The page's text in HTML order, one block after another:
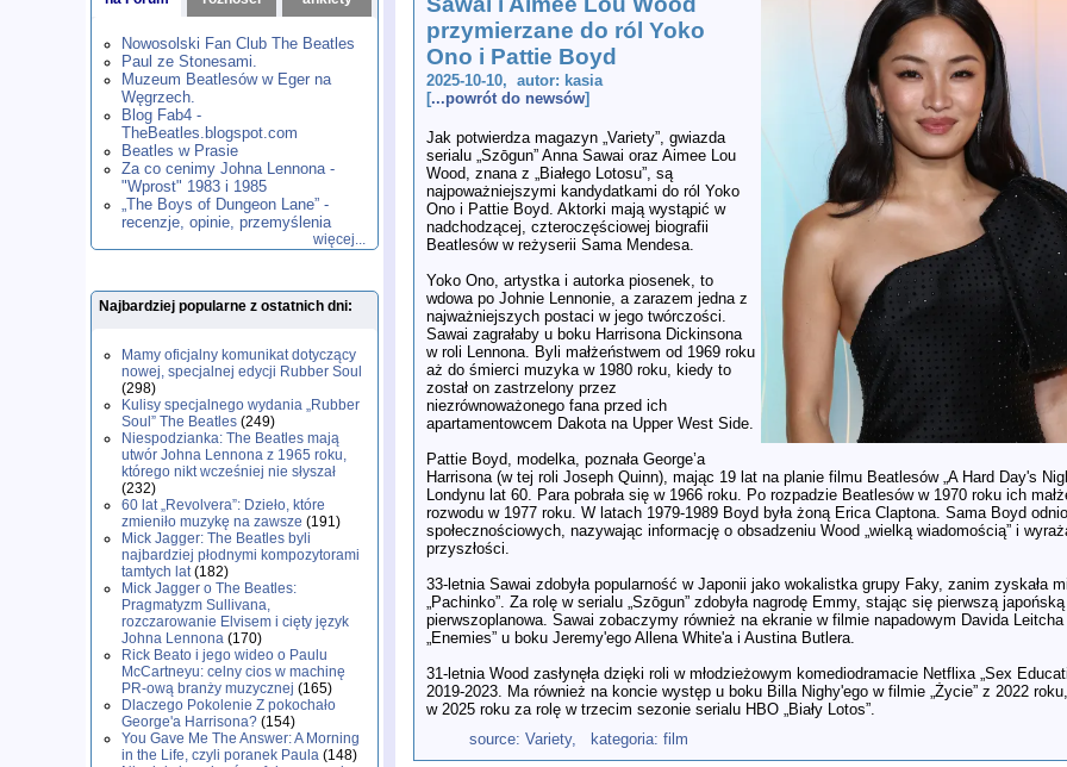
,1982,1983 ,1984,
1985,1986,1987 ,1988,1989,
1990, 1991,1992,1993
1995,1996 ,1997,1998 ,1999,
2000,2001, 2004
2005,2006, 2007
2010,2011,2012,2013,2014
2015,2016, 2017,
2020,2021,2022,2023,2024 ,
2025,2026
Nowosolski Fan Club The Beatles
Paul ze Stonesami.
Muzeum Beatlesów w Eger na
Węgrzech.
Blog Fab4 -
TheBeatles.blogspot.com
Beatles w Prasie
Za co cenimy Johna Lennona -
"Wprost" 1983 i 1985
„The Boys of Dungeon Lane” -
recenzje, opinie, przemyślenia
więcej...
Najbardziej popularne z ostatnich dni:
Mamy oficjalny komunikat dotyczący
nowej, specjalnej edycji Rubber Soul
(298)
Kulisy specjalnego wydania „Rubber
Soul” The Beatles (249)
Niespodzianka: The Beatles mają
utwór Johna Lennona z 1965 roku,
którego nikt wcześniej nie słyszał
(232)
60 lat „Revolvera”: Dzieło, które
zmieniło muzykę na zawsze (191)
Mick Jagger: The Beatles byli
najbardziej płodnymi kompozytorami
tamtych lat(182)
Mick Jagger o The Beatles:
Pragmatyzm Sullivana,
rozczarowanie Elvisem i cięty język
Johna Lennona (170)
Rick Beato i jego wideo o Paulu
McCartneyu: celny cios w machinę
PR-ową branży muzycznej (165)
Dlaczego Pokolenie Z pokochało
George'a Harrisona? (154)
You Gave Me The Answer: A Morning
in the Life, czyli poranek Paula (148)
przymierzane do ról Yoko
Ono i Pattie Boyd
2025-10-10, autor: kasia
[...powrót do newsów]
Jak potwierdza magazyn „Variety”, gwiazda
serialu „Szōgun” Anna Sawai oraz Aimee Lou
Wood, znana z „Białego Lotosu”, są
najpoważniejszymi kandydatkami do ról Yoko
Ono i Pattie Boyd. Aktorki mają wystąpić w
nadchodzącej, czteroczęściowej biografii
Beatlesów w reżyserii Sama Mendesa.
Yoko Ono, artystka i autorka piosenek, to
wdowa po Johnie Lennonie, a zarazem jedna z
najważniejszych postaci w jego twórczości.
Sawai zagrałaby u boku Harrisona Dickinsona
w roli Lennona. Byli małżeństwem od 1969 roku
aż do śmierci muzyka w 1980 roku, kiedy to
został on zastrzelony przez
niezrównoważonego fana przed ich
apartamentowcem Dakota na Upper West Side.
Pattie Boyd, modelka, poznała George’a
Harrisona (w tej roli Joseph Quinn), mając 19 lat na planie filmu Beatlesów „A Hard Day's
Londynu lat 60. Para pobrała się w 1966 roku. Po rozpadzie Beatlesów w 1970 roku ich
rozwodu w 1977 roku. W latach 1979-1989 Boyd była żoną Erica Claptona. Sama Boyd
społecznościowych, nazywając informację o obsadzeniu Wood „wielką wiadomością” i
przyszłości.
33-letnia Sawai zdobyła popularność w Japonii jako wokalistka grupy Faky, zanim zyskała
„Pachinko”. Za rolę w serialu „Szōgun” zdobyła nagrodę Emmy, stając się pierwszą
pierwszoplanowa. Sawai zobaczymy również na ekranie w filmie napadowym Davida
„Enemies” u boku Jeremy'ego Allena White'a i Austina Butlera.
31-letnia Wood zasłynęła dzięki roli w młodzieżowym komediodramacie Netflixa „Sex
2019-2023. Ma również na koncie występ u boku Billa Nighy'ego w filmie „Życie” z 2022
w 2025 roku za rolę w trzecim sezonie serialu HBO „Biały Lotos”.
source: Variety, kategoria: film